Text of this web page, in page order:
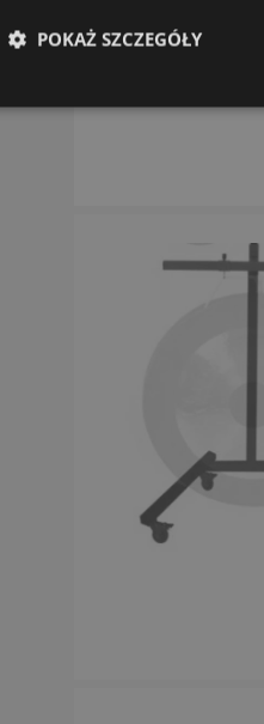
POKAŻ SZCZEGÓŁY